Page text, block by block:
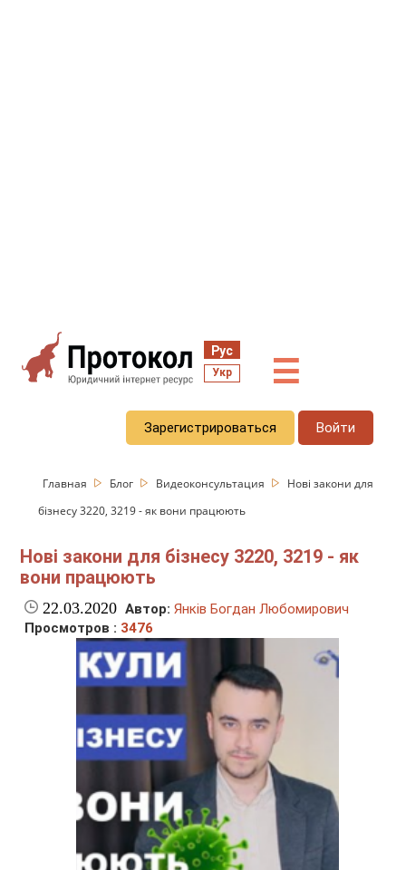
Рус
Укр ☰
Зарегистрироваться Войти
Главная Блог Видеоконсультация
Нові закони для
бізнесу 3220, 3219 - як вони працюють
Нові закони для бізнесу 3220, 3219 - як
вони працюють
22.03.2020 Автор: Янків Богдан Любомирович
Просмотров : 3476